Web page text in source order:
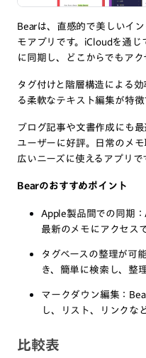
Bearは、直感的で美しいイ
モアプリです。iCloudを通じ
に同期し、どこからでもアク
タグ付けと階層構造による
る柔軟なテキスト編集が特徴
ブログ記事や文書作成にも
ユーザーに好評。日常のメ
広いニーズに使えるアプリで
Bearのおすすめポイント
Apple製品間での同期
最新のメモにアクセス
タグベースの整理が可
き、簡単に検索し、整
マークダウン編集：
し、リスト、リンクな
比較表